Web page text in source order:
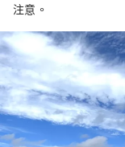
注意。